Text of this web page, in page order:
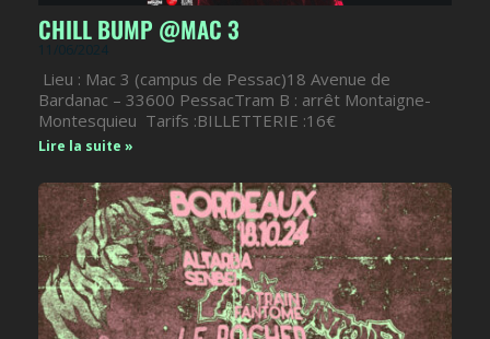
CHILL BUMP @MAC 3
11/06/2024
Lieu : Mac 3 (campus de Pessac)18 Avenue de
Bardanac – 33600 PessacTram B : arrêt Montaigne-
Montesquieu Tarifs :BILLETTERIE :16€
Lire la suite »